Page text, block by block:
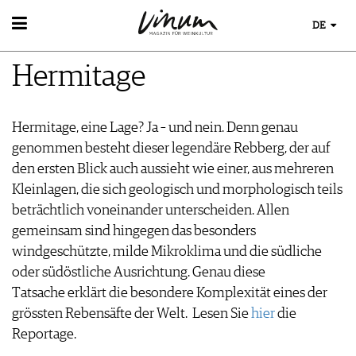
WEIN
WEINSUCHE
WINZER
WEINE DES MONATS
TRINKREIFETABELLE
UNIQUE WINERIES
CLUB LES DOMAINES
WEINWISSEN
WEINLEXIKON
WEINGESCHICHTE
WEINLAGERUNG
INFOGRAFIKEN
TIPPS & TRICKS
NEWS
EVENTS
EVENTKALENDER
AWARDS
EVENT-BILDER
FOOD PAIRING TIPPS
FOOD PAIRING TABELLE
HOTSPOTS
WEINREISEN
MAGAZIN
REPORTAGEN
DOSSIER
WINEGUIDES
KLARTEXT
EXTRAS
ABO
AUSGABE
MEDIATHEK
APPS
VIDEOS
BILDSTRECKEN
BÜCHER
NEWS
DE
Hermitage
Hermitage, eine Lage? Ja – und nein. Denn genau
genommen besteht dieser legendäre Rebberg, der auf
den ersten Blick auch aussieht wie einer, aus mehreren
Kleinlagen, die sich geologisch und morphologisch teils
beträchtlich voneinander unterscheiden. Allen
gemeinsam sind hingegen das besonders
windgeschützte, milde Mikroklima und die südliche
oder südöstliche Ausrichtung. Genau diese
Tatsache erklärt die besondere Komplexität eines der
grössten Rebensäfte der Welt. Lesen Siehierdie
Reportage.